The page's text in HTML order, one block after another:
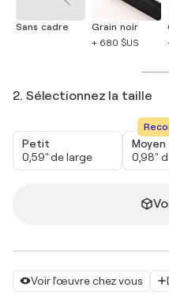
Voir l'œuvre chez vous
Sans cadre
Grain noir
+ 680 $US
2. Sélectionnez la taille
Petit
0,59" de large
Moyen
0,98"